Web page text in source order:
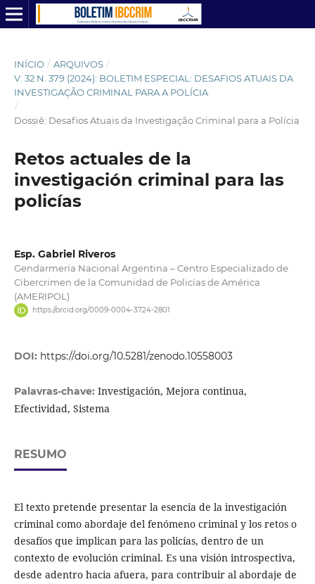
INÍCIO / ARQUIVOS /
V. 32 N. 379 (2024): BOLETIM ESPECIAL: DESAFIOS ATUAIS DA
INVESTIGAÇÃO CRIMINAL PARA A POLÍCIA
/
Dossiê: Desafios Atuais da Investigação Criminal para a Polícia
Retos actuales de la
investigación criminal para las
policías
Esp. Gabriel Riveros
Gendarmería Nacional Argentina – Centro Especializado de
Cibercrimen de la Comunidad de Policías de América
(AMERIPOL)
https://orcid.org/0009-0004-3724-2801
DOI: https://doi.org/10.5281/zenodo.10558003
Palavras-chave: Investigación, Mejora continua,
Efectividad, Sistema
RESUMO
El texto pretende presentar la esencia de la investigación
criminal como abordaje del fenómeno criminal y los retos o
desafíos que implican para las policías, dentro de un
contexto de evolución criminal. Es una visión introspectiva,
desde adentro hacia afuera, para contribuir al abordaje de